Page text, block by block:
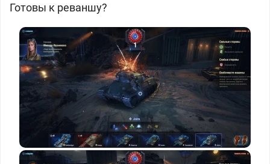
Готовы к реваншу?